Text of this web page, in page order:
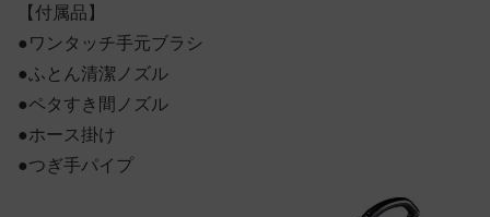
【付属品】
●ワンタッチ手元ブラシ
●ふとん清潔ノズル
●ペタすき間ノズル
●ホース掛け
●つぎ手パイプ